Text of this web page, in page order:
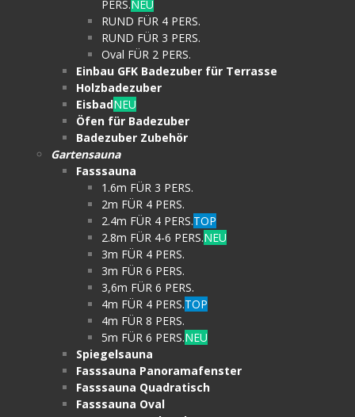
PERS.NEU
RUND FÜR 4 PERS.
RUND FÜR 3 PERS.
Oval FÜR 2 PERS.
Einbau GFK Badezuber für Terrasse
Holzbadezuber
EisbadNEU
Öfen für Badezuber
Badezuber Zubehör
Gartensauna
Fasssauna
1.6m FÜR 3 PERS.
2m FÜR 4 PERS.
2.4m FÜR 4 PERS.TOP
2.8m FÜR 4-6 PERS.NEU
3m FÜR 4 PERS.
3m FÜR 6 PERS.
3,6m FÜR 6 PERS.
4m FÜR 4 PERS.TOP
4m FÜR 8 PERS.
5m FÜR 6 PERS.NEU
Spiegelsauna
Fasssauna Panoramafenster
Fasssauna Quadratisch
Fasssauna Oval